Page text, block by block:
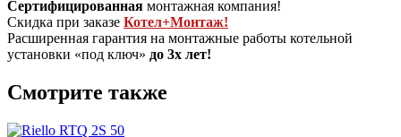
Сертифицированная монтажная компания!
Скидка при заказе Котел+Монтаж!
Расширенная гарантия на монтажные работы котельной
установки «под ключ» до 3х лет!
Смотрите также